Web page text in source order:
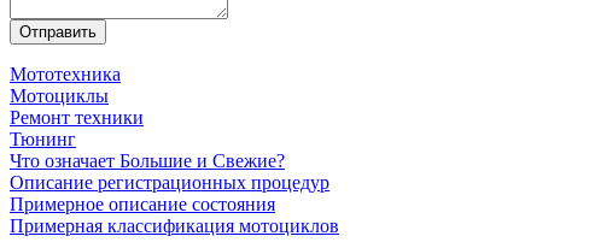
Мототехника
Мотоциклы
Ремонт техники
Тюнинг
Что означает Большие и Свежие?
Описание регистрационных процедур
Примерное описание состояния
Примерная классификация мотоциклов